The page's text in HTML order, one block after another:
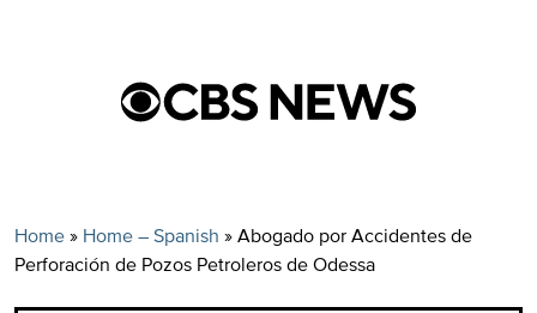
Home » Home – Spanish » Abogado por Accidentes de
Perforación de Pozos Petroleros de Odessa